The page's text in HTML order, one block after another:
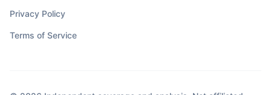
Privacy Policy
Terms of Service